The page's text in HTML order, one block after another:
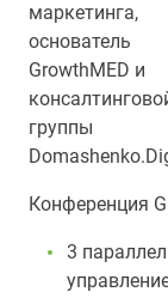
маркетинга,
основатель
GrowthMED и
группы
Конференция
3